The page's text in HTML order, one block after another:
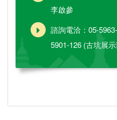
李啟參
諮詢電洽：05-
5901-126 (古坑展